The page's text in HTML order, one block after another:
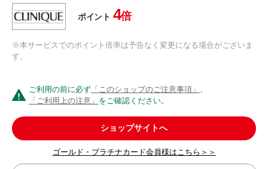
ポイント 4倍
※本サービスでのポイント倍率は予告なく変更になる場合がございま
す。
ご利用の前に必ず 「このショップのご注意事項」 、
「ご利用上の注意」 をご確認ください。
ショップサイトへ
ゴールド・プラチナカード会員様はこちら＞＞